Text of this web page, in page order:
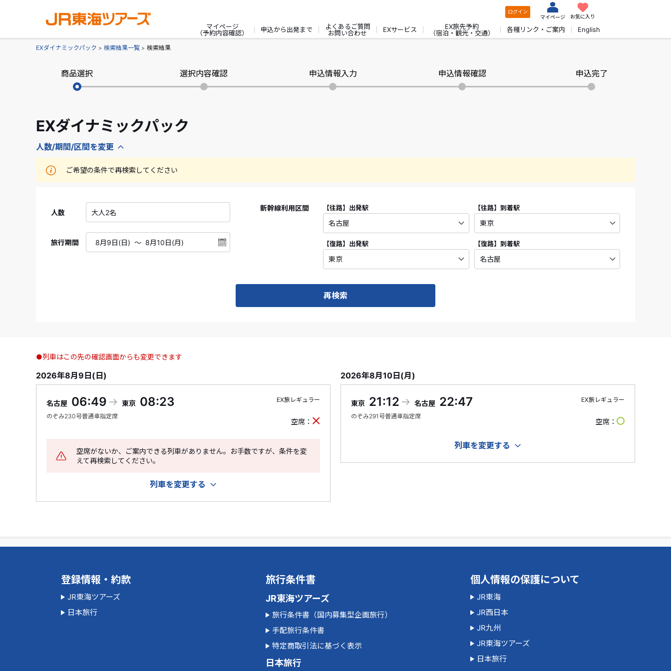
ログイン
マイページ
お気に入り
マイページ
（予約内容確認）
申込から出発まで
よくあるご質問
お問い合わせ
EXサービス
EX旅先予約
（宿泊・観光・交通）
各種リンク・ご案内 English
EXダイナミックパック 検索結果一覧 検索結果
商品選択 選択内容確認 申込情報入力 申込情報確認 申込完了
EXダイナミックパック
人数/期間/区間を変更
ご希望の条件で再検索してください
人数
旅行期間
新幹線利用区間 【往路】 出発駅 【往路】 到着駅
【復路】 出発駅 【復路】 到着駅
再検索
●列車はこの先の確認画面からも変更できます
2026年8月9日(日)
名古屋 06:49 東京 08:23
のぞみ230号普通車指定席
EX旅レギュラー
空席
空席がないか、ご案内できる列車がありません。お手数ですが、条件を変
えて再検索してください。
列車を変更する
2026年8月10日(月)
東京 21:12 名古屋 22:47
のぞみ291号普通車指定席
EX旅レギュラー
空席
列車を変更する
登録情報・約款
JR東海ツアーズ
日本旅行
旅行条件書
JR東海ツアーズ
旅行条件書（国内募集型企画旅行）
手配旅行条件書
特定商取引法に基づく表示
日本旅行
個人情報の保護について
JR東海
JR西日本
JR九州
JR東海ツアーズ
日本旅行